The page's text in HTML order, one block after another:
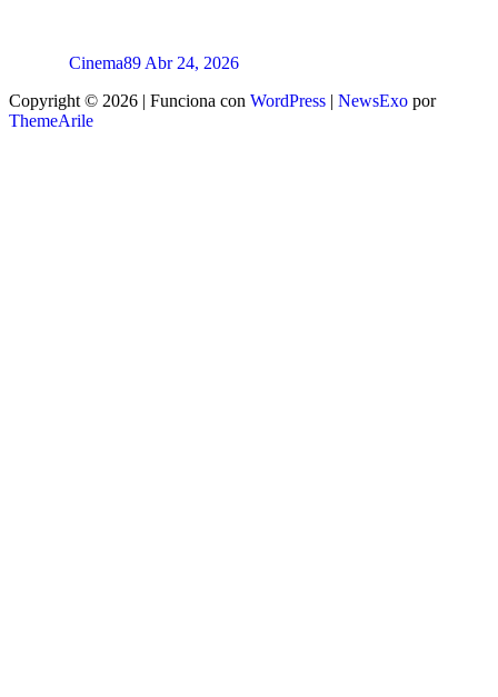
Cinema89 Abr 24, 2026
Copyright © 2026 | Funciona con WordPress | NewsExo por
ThemeArile